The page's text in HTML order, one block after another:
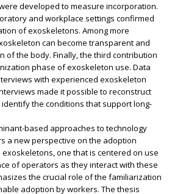
developed to measure incorporation.
and workplace settings confirmed
of exoskeletons. Among more
can become transparent and
of the body. Finally, the third contribution
phase of exoskeleton use. Data
with experienced exoskeleton
made it possible to reconstruct
the conditions that support long-
based approaches to technology
a new perspective on the adoption
one that is centered on use
of operators as they interact with these
the crucial role of the familiarization
adoption by workers. The thesis